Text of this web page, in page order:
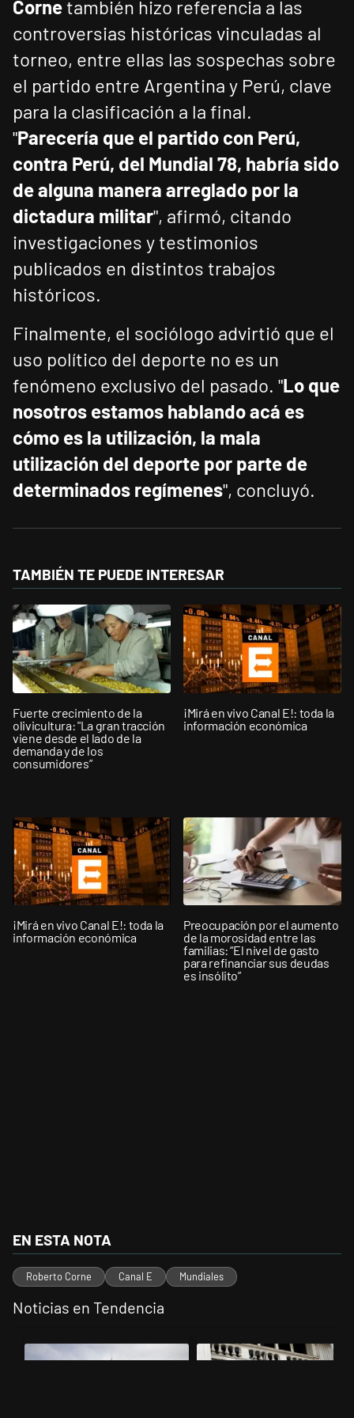
Cornetambién hizo referencia a las
controversias históricas vinculadas al
torneo, entre ellas las sospechas sobre
el partido entre Argentina y Perú, clave
para la clasificación a la final.
"Parecería que el partido con Perú,
contra Perú, del Mundial 78, habría sido
de alguna manera arreglado por la
dictadura militar", afirmó, citando
investigaciones y testimonios
publicados en distintos trabajos
históricos.
Finalmente, el sociólogo advirtió que el
uso político del deporte no es un
fenómeno exclusivo del pasado. "Lo que
nosotros estamos hablando acá es
cómo es la utilización, la mala
utilización del deporte por parte de
determinados regímenes", concluyó.
TAMBIÉN TE PUEDE INTERESAR
Fuerte crecimiento de la
olivicultura: "La gran tracción
viene desde el lado de la
demanda y de los
consumidores”
¡Mirá en vivo Canal E!: toda la
información económica
¡Mirá en vivo Canal E!: toda la
información económica
Preocupación por el aumento
de la morosidad entre las
familias: “El nivel de gasto
para refinanciar sus deudas
es insólito”
EN ESTA NOTA
Roberto Corne Canal E Mundiales
Noticias en Tendencia
Un artículo de tendencia con el título "Dónde serán los cortes por
Un artículo de tendencia con el